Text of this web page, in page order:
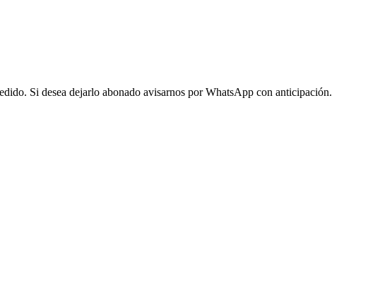
Si desea dejarlo abonado avisarnos por WhatsApp con anticipación.